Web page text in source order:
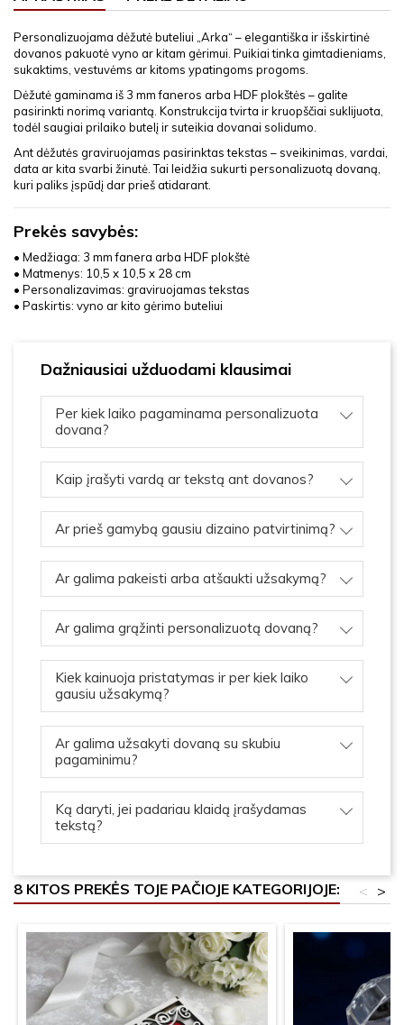
Personalizuojama dėžutė buteliui „Arka“ – elegantiška ir išskirtinė
dovanos pakuotė vyno ar kitam gėrimui. Puikiai tinka gimtadieniams,
sukaktims, vestuvėms ar kitoms ypatingoms progoms.
Dėžutė gaminama iš 3 mm faneros arba HDF plokštės – galite
pasirinkti norimą variantą. Konstrukcija tvirta ir kruopščiai suklijuota,
todėl saugiai prilaiko butelį ir suteikia dovanai solidumo.
Ant dėžutės graviruojamas pasirinktas tekstas – sveikinimas, vardai,
data ar kita svarbi žinutė. Tai leidžia sukurti personalizuotą dovaną,
kuri paliks įspūdį dar prieš atidarant.
Prekės savybės:
• Medžiaga: 3 mm fanera arba HDF plokštė
• Matmenys: 10,5 x 10,5 x 28 cm
• Personalizavimas: graviruojamas tekstas
• Paskirtis: vyno ar kito gėrimo buteliui
Dažniausiai užduodami klausimai
Per kiek laiko pagaminama personalizuota
dovana?
Kaip įrašyti vardą ar tekstą ant dovanos?
Ar prieš gamybą gausiu dizaino patvirtinimą?
Ar galima pakeisti arba atšaukti užsakymą?
Ar galima grąžinti personalizuotą dovaną?
Kiek kainuoja pristatymas ir per kiek laiko
gausiu užsakymą?
Ar galima užsakyti dovaną su skubiu
pagaminimu?
Ką daryti, jei padariau klaidą įrašydamas
tekstą?
8 KITOS PREKĖS TOJE PAČIOJE KATEGORIJOJE: >
<